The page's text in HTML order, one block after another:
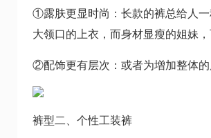
①露肤更显时尚：长款的裤总给人
大领口的上衣，而身材显瘦的姐妹
②配饰更有层次：或者为增加整体
裤型二、个性工装裤